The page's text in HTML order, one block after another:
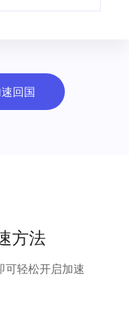
回国
方法
可轻松开启加速